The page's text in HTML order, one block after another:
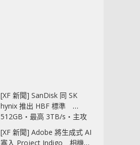
[XF 新聞] SanDisk 同 SK
hynix 推出 HBF 標準
512GB‧最高 3TB/s‧主攻
AI 記憶體
[XF 新聞] Adobe 將生成式 AI
塞入 Project Indigo 相機